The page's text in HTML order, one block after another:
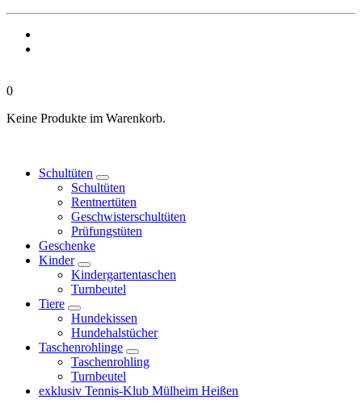
0
Keine Produkte im Warenkorb.
Schultüten
Schultüten
Rentnertüten
Geschwisterschultüten
Prüfungstüten
Geschenke
Kinder
Kindergartentaschen
Turnbeutel
Tiere
Hundekissen
Hundehalstücher
Taschenrohlinge
Taschenrohling
Turnbeutel
exklusiv Tennis-Klub Mülheim Heißen